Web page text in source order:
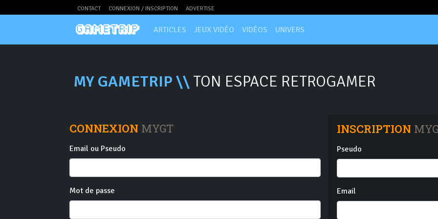
CONTACT CONNEXION / INSCRIPTION ADVERTISE
ARTICLES JEUX VIDÉO VIDÉOS UNIVERS
MY GAMETRIP \\ TON ESPACE RETROGAMER
CONNEXION MYGT
Email ou Pseudo
Mot de passe
INSCRIPTION
Pseudo
Email